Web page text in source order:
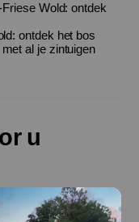
Wold: ontdek
ontdek het bos
met al je zintuigen
u